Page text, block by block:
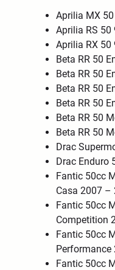
Aprilia MX
Aprilia RS 50
Aprilia RX 50
Beta RR 50
Beta RR 50
Beta RR 50
Beta RR 50
Beta RR 50
Beta RR 50
Drac
Drac Enduro
Fantic 50cc
Casa 2007 –
Fantic 50cc
Competition
Fantic 50cc
Fantic 50cc